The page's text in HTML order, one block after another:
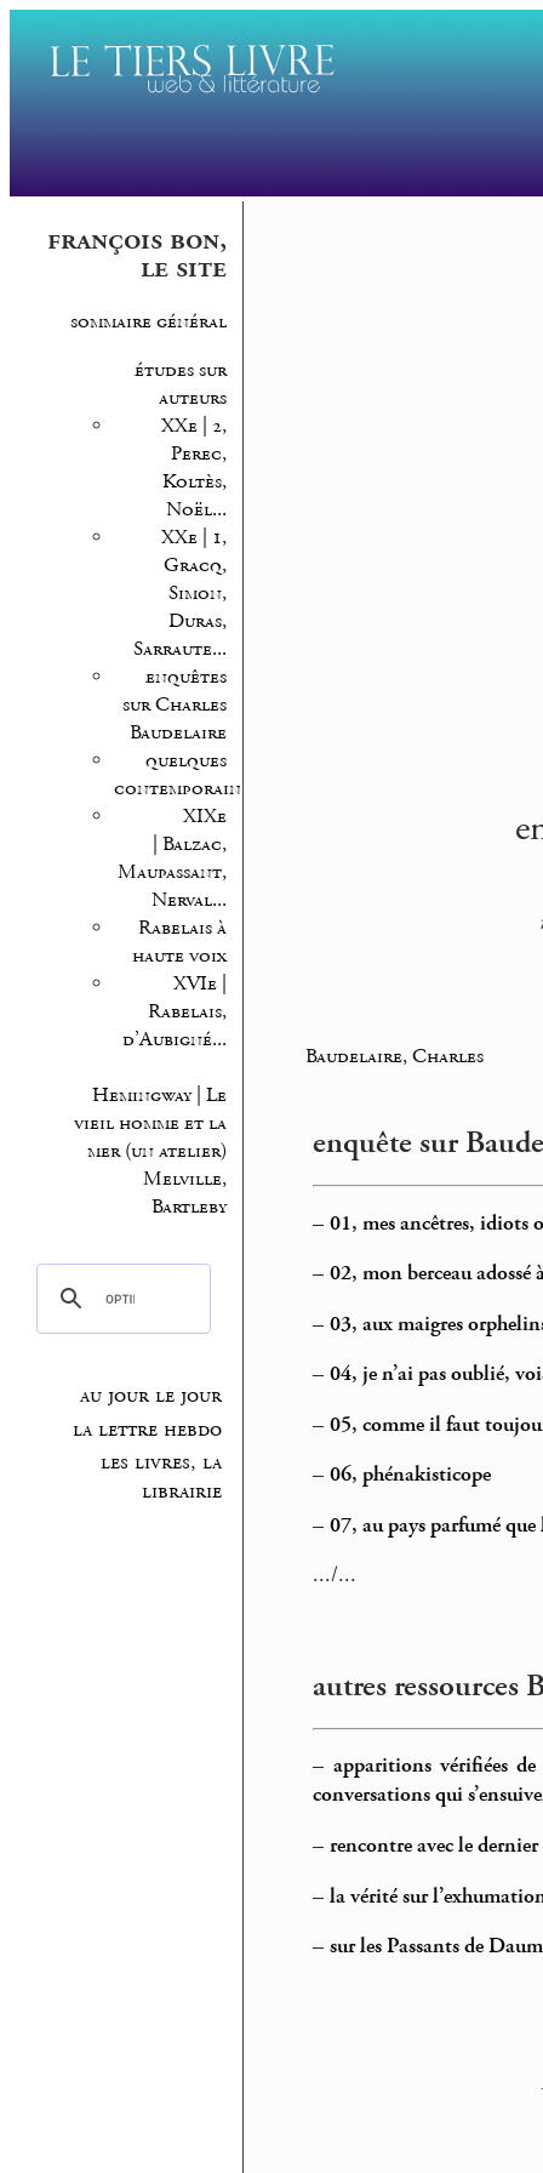
françois bon,
le site
sommaire général
études sur
auteurs
XXe | 2,
Perec,
Koltès,
Noël...
XXe | 1,
Gracq,
Simon,
Duras,
Sarraute...
enquêtes
sur Charles
Baudelaire
quelques
contemporains
XIXe
| Balzac,
Maupassant,
Nerval...
Rabelais à
haute voix
XVIe |
Rabelais,
d’Aubigné...
Hemingway | Le
vieil homme et la
mer (un atelier)
Melville,
Bartleby
au jour le jour
la lettre hebdo
les livres, la
librairie
Baudelaire, Charles
enquête sur
– 01, mes ancêtres, idiots
– 02, mon berceau
– 03, aux maigres
– 04, je n’ai pas oublié,
– 05, comme il faut
– 06, phénakisticope
– 07, au pays parfumé que
.../...
autres ressources
– apparitions vérifiées
conversations qui
– rencontre avec le
– la vérité sur
– sur les Passants de